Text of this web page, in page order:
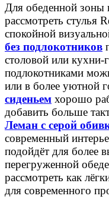
Для обеденной зоны
рассмотреть стулья
спокойной
без подлокотников
столовой или кухни-
подлокотниками
или в более уютной
сиденьем хорошо
добавить больше
Леман с серой
современный
подойдёт для более
перегруженной
рассмотреть как
для современного